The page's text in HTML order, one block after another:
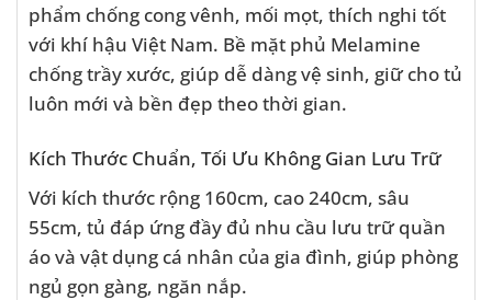
phẩm chống cong vênh, mối mọt, thích nghi tốt
với khí hậu Việt Nam. Bề mặt phủ Melamine
chống trầy xước, giúp dễ dàng vệ sinh, giữ cho tủ
luôn mới và bền đẹp theo thời gian.
Kích Thước Chuẩn, Tối Ưu Không Gian Lưu Trữ
Với kích thước rộng 160cm, cao 240cm, sâu
55cm, tủ đáp ứng đầy đủ nhu cầu lưu trữ quần
áo và vật dụng cá nhân của gia đình, giúp phòng
ngủ gọn gàng, ngăn nắp.